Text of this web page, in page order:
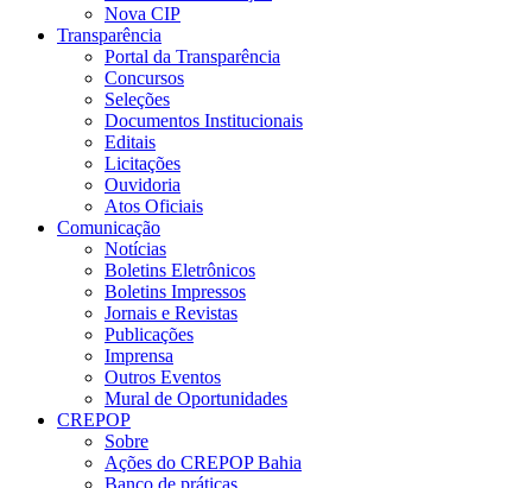
Nova CIP
Transparência
Portal da Transparência
Concursos
Seleções
Documentos Institucionais
Editais
Licitações
Ouvidoria
Atos Oficiais
Comunicação
Notícias
Boletins Eletrônicos
Boletins Impressos
Jornais e Revistas
Publicações
Imprensa
Outros Eventos
Mural de Oportunidades
CREPOP
Sobre
Ações do CREPOP Bahia